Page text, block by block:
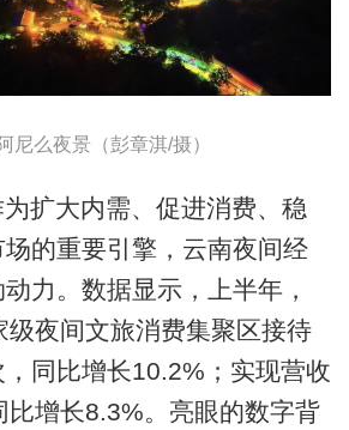
尼么夜景（彭章淇/摄）
扩大内需、促进消费、稳
的重要引擎，云南夜间经
力。数据显示，上半年，
级夜间文旅消费集聚区接待
同比增长10.2%；实现营收
比增长8.3%。亮眼的数字背